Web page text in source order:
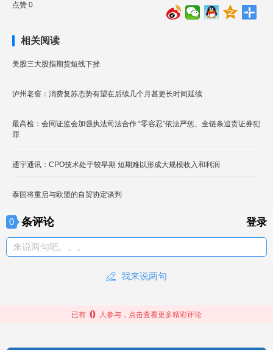
点赞 0
相关阅读
美股三大股指期货短线下挫
泸州老窖：消费复苏态势有望在后续几个月甚更长时间延续
最高检：会同证监会加强执法司法合作 “零容忍”依法严惩、全链条追责证券犯
罪
通宇通讯：CPO技术处于较早期 短期难以形成大规模收入和利润
泰国将重启与欧盟的自贸协定谈判
0 条评论 登录
来说两句吧。。。
我来说两句
已有 0 人参与，点击查看更多精彩评论